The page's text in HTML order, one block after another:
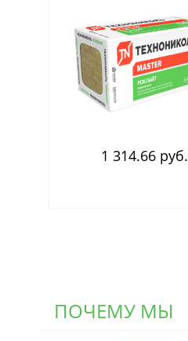
1 314.66 руб.
ПОЧЕМУ МЫ